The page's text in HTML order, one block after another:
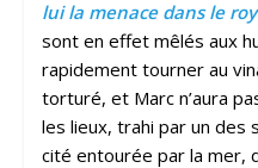
lui la menace dans le
sont en effet mêlés aux
rapidement tourner au
torturé, et Marc n’aura
les lieux, trahi par un des
cité entourée par la mer,